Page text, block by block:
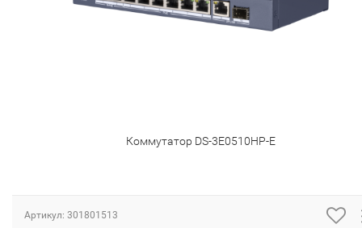
Коммутатор DS-3E0510HP-E
Артикул: 301801513